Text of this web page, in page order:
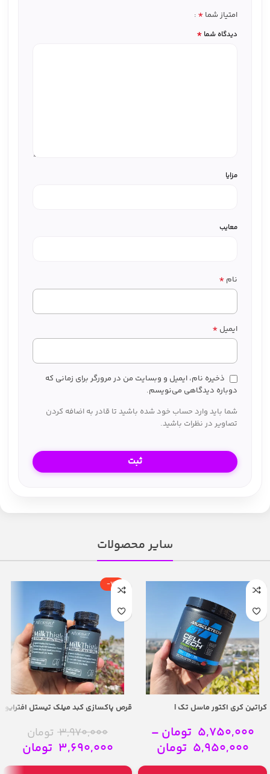
امتیاز شما *
دیدگاه شما *
مزایا
معایب
نام *
ایمیل *
ذخیره نام، ایمیل و وبسایت من در مرورگر برای زمانی که
دوباره دیدگاهی می‌نویسم.
شما باید وارد حساب خود شده باشید تا قادر به اضافه کردن
تصاویر در نظرات باشید.
سایر محصولات
کراتین کری اکتور ماسل تک |
5,750,000 تومان–
5,950,000 تومان
-7%
قرص پاکسازی کبد میلک تیستل افترایو
3,970,000 تومان
3,690,000 تومان